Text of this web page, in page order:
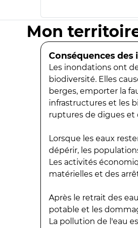
Mon
Conséquences
Les inondations ont
biodiversité. Elles
berges, emporter la
infrastructures et les
ruptures de digues et
Lorsque les eaux
dépérir, les
Les activités
matérielles et des
Après le retrait des
potable et les
La pollution de l'eau